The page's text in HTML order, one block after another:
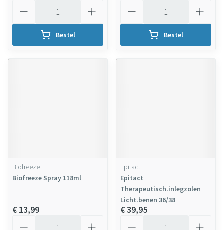
Bestel Bestel
Biofreeze
Biofreeze Spray 118ml
€ 13,99
Epitact
Epitact
Therapeutisch.inlegzolen
Licht.benen 36/38
€ 39,95